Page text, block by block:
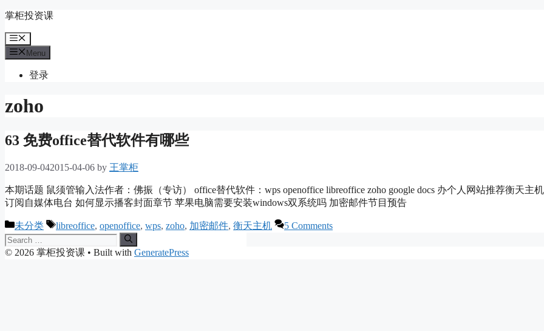
Skip
content
掌柜投资课
Menu
Menu
登录
zoho
63 免费office替代软件有哪些
2018-09-042015-04-06 by 王掌柜
本期话题 鼠须管输入法作者：佛振（专访） office替代软件：wps openoffice libreoffice zoho google docs 办个人网站推荐衡天主
订阅自媒体电台 如何显示播客封面章节 苹果电脑需要安装windows双系统吗 加密邮件节目预告
Categories
未分类 Tags
libreoffice, openoffice, wps, zoho, 加密邮件, 衡天主机
5 Comments
Search
for:
© 2026 掌柜投资课 • Built with GeneratePress